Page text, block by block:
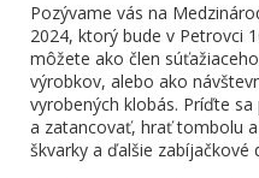
Pozývame vás na
2024, ktorý bude v Petrovci
môžete ako člen
výrobkov, alebo ako
vyrobených klobás. Príďte
a zatancovať, hrať tombolu
škvarky a ďalšie zabíjačkové